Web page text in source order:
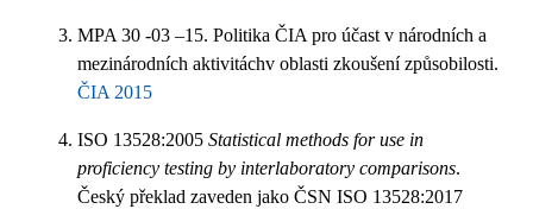
MPA 30 -03 –15. Politika ČIA pro účast v národních a
mezinárodních aktivitáchv oblasti zkoušení způsobilosti.
ČIA 2015
ISO 13528:2005 Statistical methods for use in
proficiency testing by interlaboratory comparisons.
Český překlad zaveden jako ČSN ISO 13528:2017